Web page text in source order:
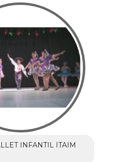
INFANTIL ITAIM